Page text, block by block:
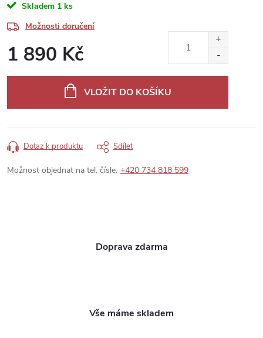
Skladem 1 ks
Možnosti doručení
1 890 Kč
VLOŽIT DO KOŠÍKU
Dotaz k produktu Sdílet
Možnost objednat na tel. čísle: +420 734 818 599
Doprava zdarma
Vše máme skladem